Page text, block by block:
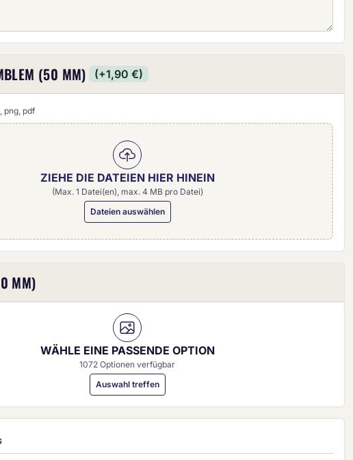
(50 MM) (+1,90 €)
png, pdf
ZIEHE DIE DATEIEN HIER HINEIN
(Max. 1 Datei(en), max. 4 MB pro Datei)
Dateien auswählen
MM)
WÄHLE EINE PASSENDE OPTION
1072 Optionen verfügbar
Auswahl treffen